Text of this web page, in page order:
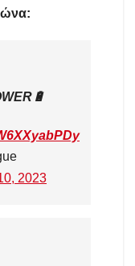
2023